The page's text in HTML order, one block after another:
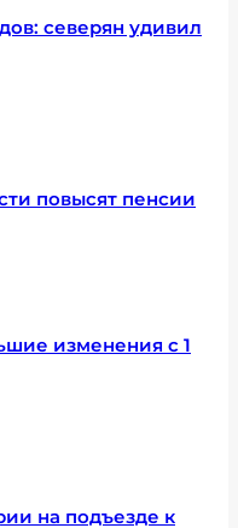
северян удивил
повысят пенсии
изменения с 1
на подъезде к